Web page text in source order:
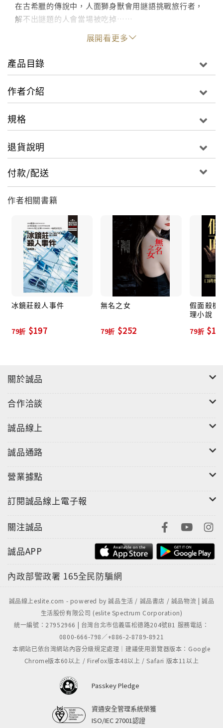
在古希臘的傳說中，人面獅身獸會用謎語挑戰旅行者，
解不出謎題的人會當場被吃掉……
哲學家偵探林若平收到一封挑戰信，寄件者竟然是來自
埃及的人面獅身獸──斯芬克斯！由斯芬克斯所指定的決
遊」的旅行團，於豪華的遊輪上與神獸展開鬥智！
事：一連串的團員物品失竊、被野獸之爪撕毀的聖經、
深夜中憑空飛翔的人面獅身獸、遊輪晚會上的縱火事
件……斯芬克斯還會在犯案前後對他送出挑釁的卡片，
名偵探與怪盜刺激的鬥智遊戲已熱烈展開！
危機四伏的遊輪上，林若平只有兩種選擇：仿效伊底帕
斯解開謎題、或者被神獸吞噬。真相層層翻轉又叫人意
想不到，尼羅河的女神將見證最後的驚愕結局！
展開看更多
產品目錄
作者介紹
規格
退貨說明
付款/配送
作者相關書籍
冰鏡莊殺人事件
79折 $197
無名之女
79折 $252
假面殺機
理小說
79折
關於誠品
合作洽談
誠品線上
誠品通路
營業據點
訂閱誠品線上電子報
關注誠品
誠品APP
內政部警政署 165全民防騙網
誠品線上eslite.com - powered by 誠品生活 / 誠品書店 / 誠品物流 | 誠品
生活股份有限公司 (eslite Spectrum Corporation)
統一編號：27952966 | 台灣台北市信義區松德路204號B1 服務電話：
0800-666-798／+886-2-8789-8921
本網站已依台灣網站內容分級規定處理｜建議使用瀏覽器版本：Google
Chrome版本60以上 / Firefox版本48以上 / Safari 版本11以上
Passkey Pledge
資通安全管理系統榮獲
ISO/IEC 27001認證